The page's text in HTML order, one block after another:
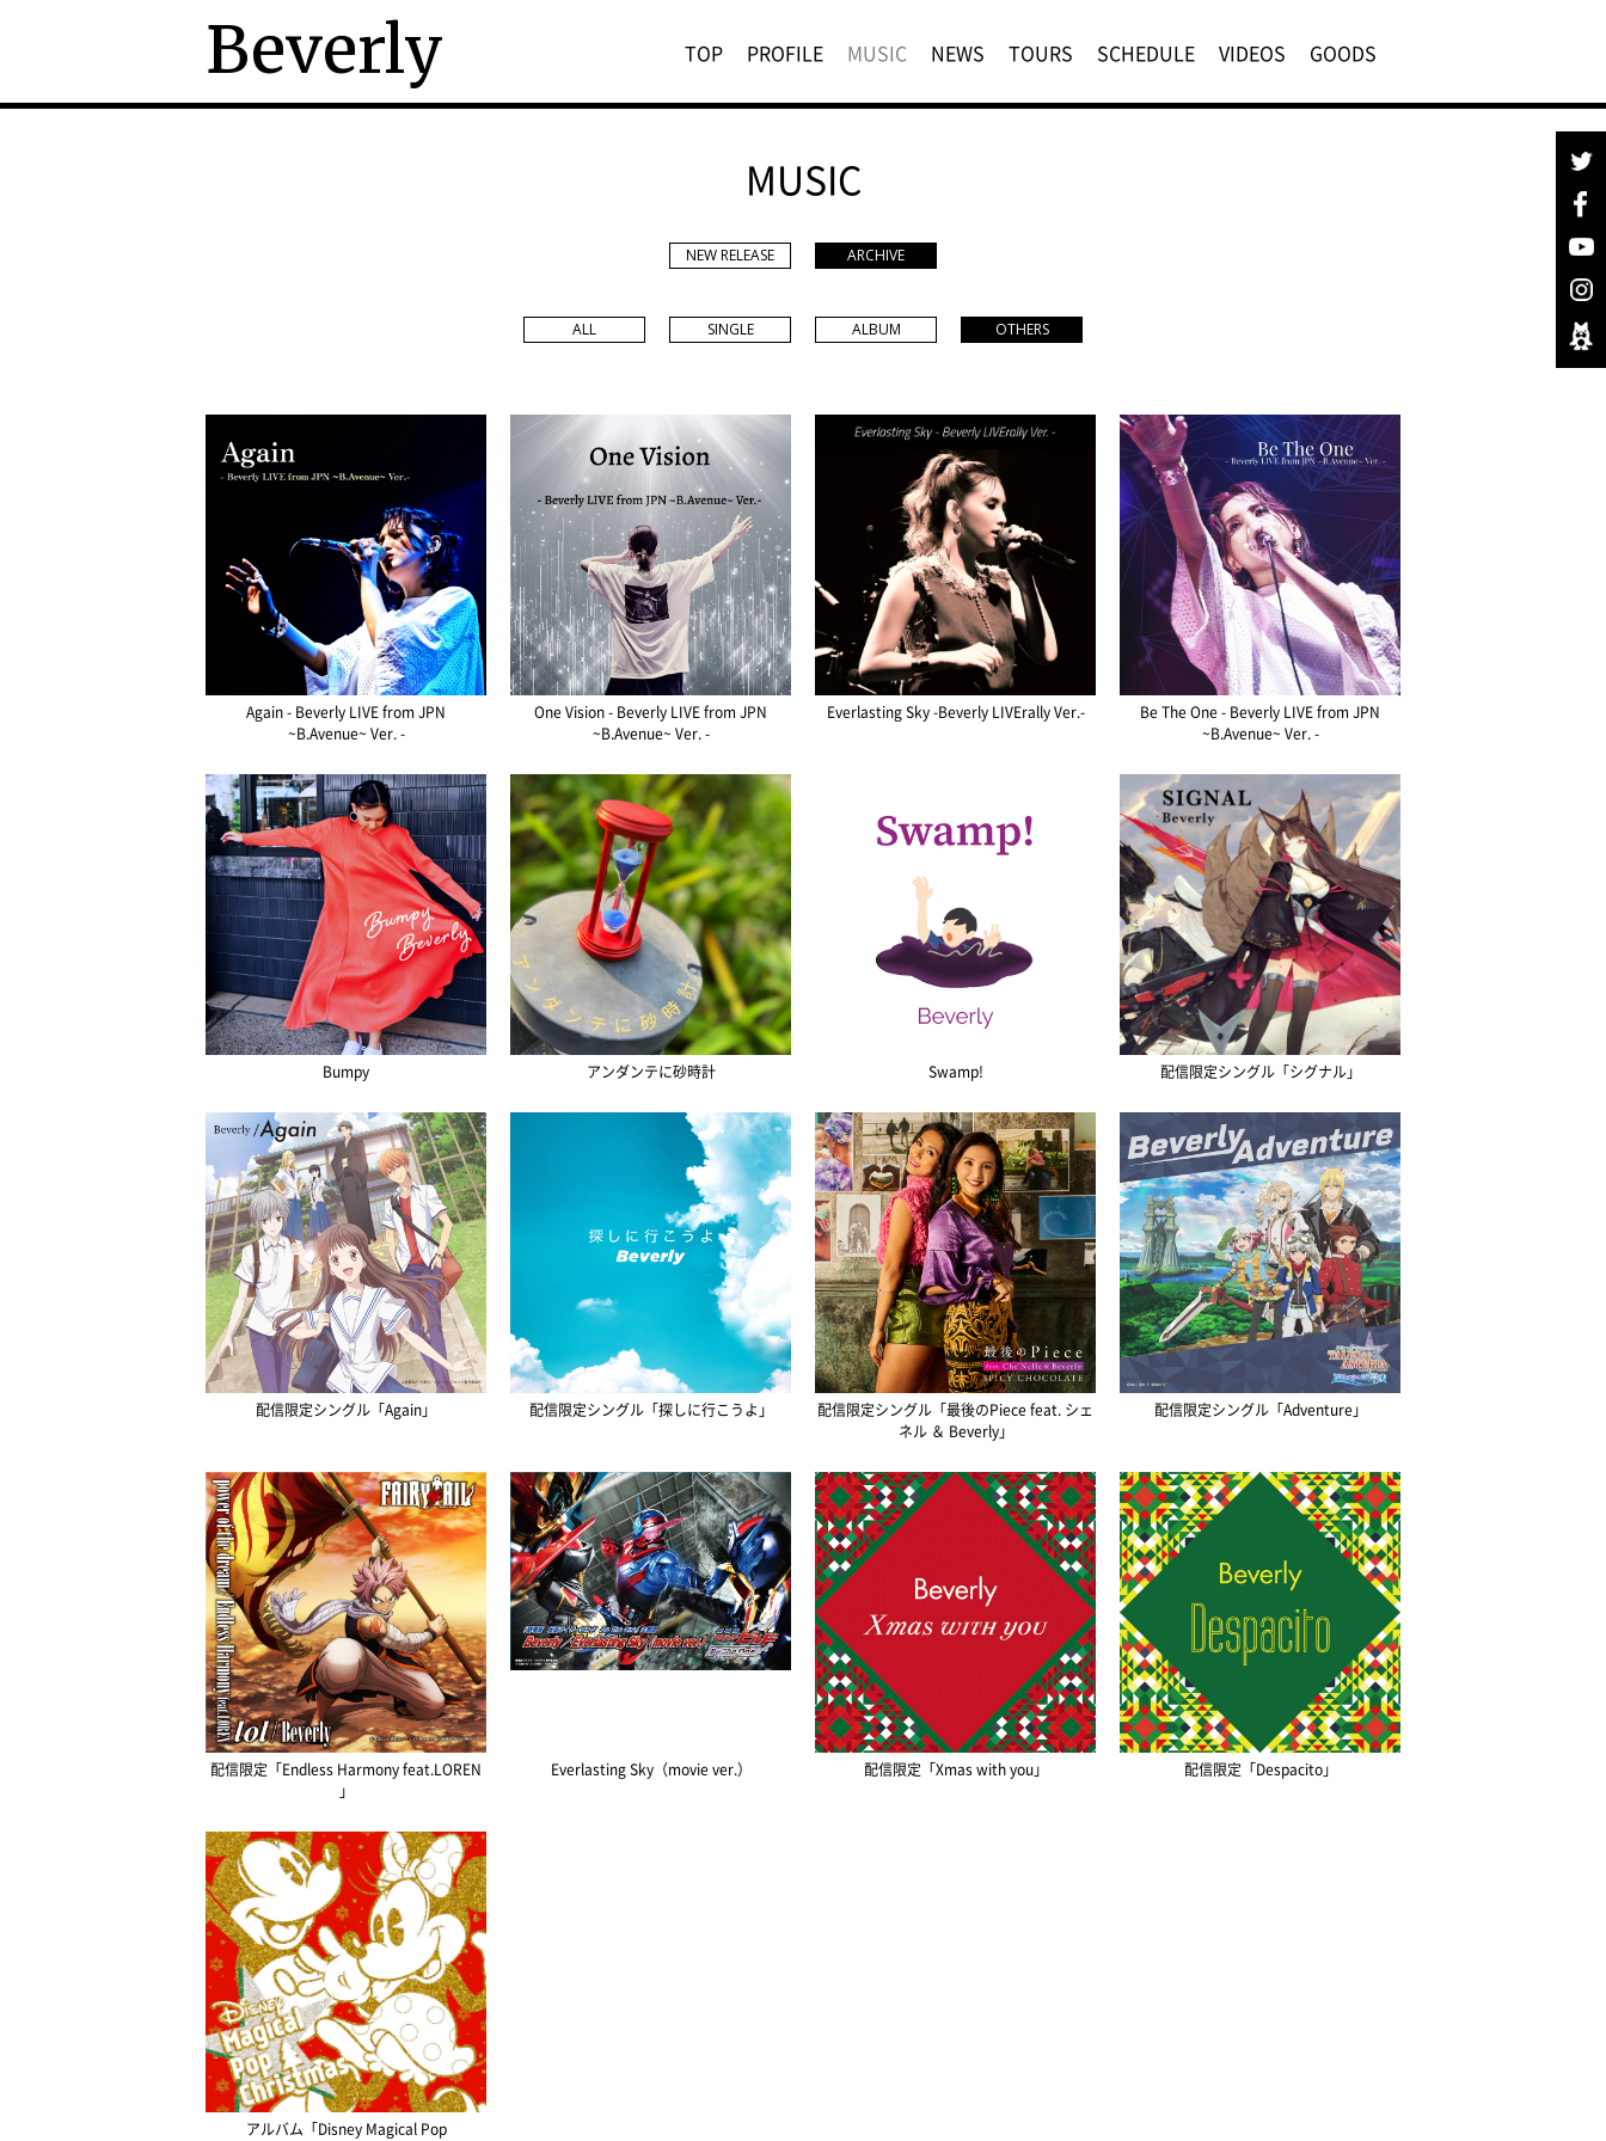
Beverly TOP PROFILE MUSIC NEWS TOURS SCHEDULE VIDEOS GOODS
MUSIC
NEW RELEASE ARCHIVE
ALL SINGLE ALBUM OTHERS
Again - Beverly LIVE from JPN
~B.Avenue~ Ver. -
One Vision - Beverly LIVE from JPN
~B.Avenue~ Ver. -
Everlasting Sky -Beverly LIVErally Ver.-
Be The One - Beverly LIVE from JPN
~B.Avenue~ Ver. -
Bumpy アンダンテに砂時計 Swamp! 配信限定シングル「シグナル」
配信限定シングル「Again」 配信限定シングル「探しに行こうよ」
配信限定シングル「最後のPiece feat. シェ
ネル ＆ Beverly」
配信限定シングル「Adventure」
配信限定「Endless Harmony feat.LOREN
」
Everlasting Sky（movie ver.） 配信限定「Xmas with you」 配信限定「Despacito」
アルバム「Disney Magical Pop